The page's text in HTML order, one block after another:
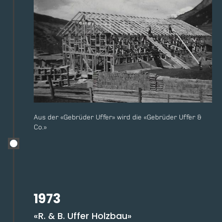
Aus der «Gebrüder Uffer» wird die «Gebrüder Uffer &
Co.»
1973
«R. & B. Uffer Holzbau»